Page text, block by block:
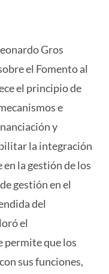
Gros
el Fomento al
el principio de
e
y
la integración
en la gestión de los
gestión en el
del
el
permite que los
sus funciones,